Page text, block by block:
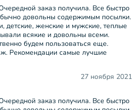
заказ получила. Все быстро
довольны содержимым посылки.
детские, женские и мужские, теплые
всякие и довольны всеми.
будем пользоваться еще.
Рекомендации самые лучшие
27 ноября 2021
заказ получила. Все быстро